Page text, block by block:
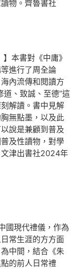
物。齊魯書社
本書對《中庸》
進行了周全論
內流傳和閱讀方
道、致誠、至德”這
解讀。書中見解
無點墨，以及此
說是兼顧到普及
及性讀物，對學
津出書社2024年
國現代禮儀，作為
常生涯的方方面
中間，結合《朱
的前人日常禮